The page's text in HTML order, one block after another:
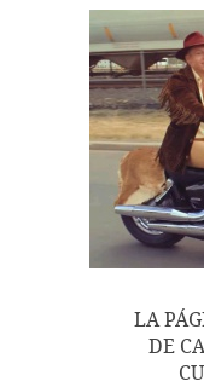
LA
DE